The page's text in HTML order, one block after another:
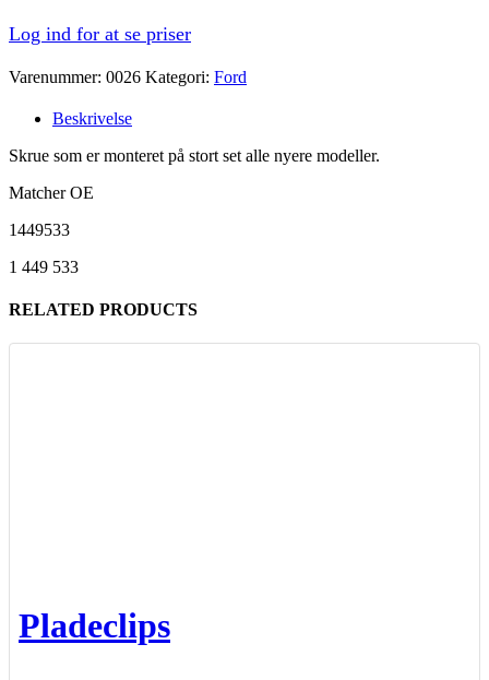
Log ind for at se priser
Varenummer: 0026 Kategori: Ford
Beskrivelse
Skrue som er monteret på stort set alle nyere modeller.
Matcher OE
1449533
1 449 533
RELATED PRODUCTS
Pladeclips